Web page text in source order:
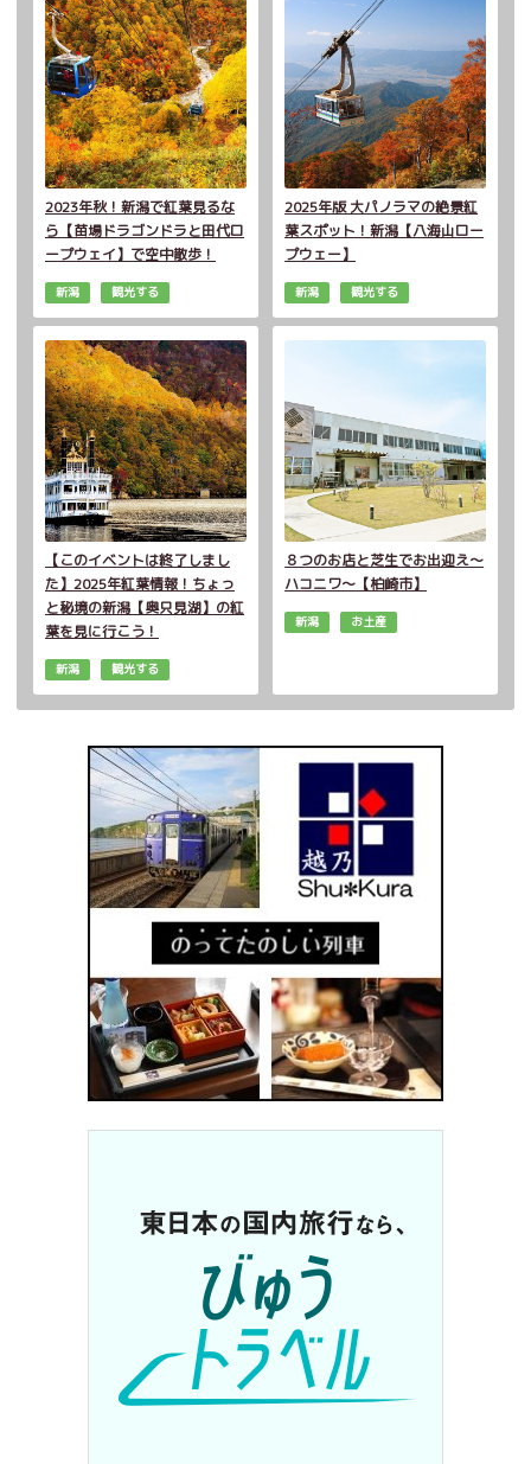
2023年秋！新潟で紅葉見るな
ら【苗場ドラゴンドラと田代ロ
ープウェイ】で空中散歩！
新潟 観光する
2025年版 大パノラマの絶景紅
葉スポット！新潟【八海山ロー
プウェー】
新潟 観光する
【このイベントは終了しまし
た】2025年紅葉情報！ちょっ
と秘境の新潟【奥只見湖】の紅
葉を見に行こう！
新潟 観光する
８つのお店と芝生でお出迎え～
ハコニワ～【柏崎市】
新潟 お土産